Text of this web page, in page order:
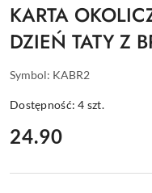
KARTA
DZIEŃ TATY Z
Symbol: KABR2
Dostępność:4 szt.
cena:
24.90